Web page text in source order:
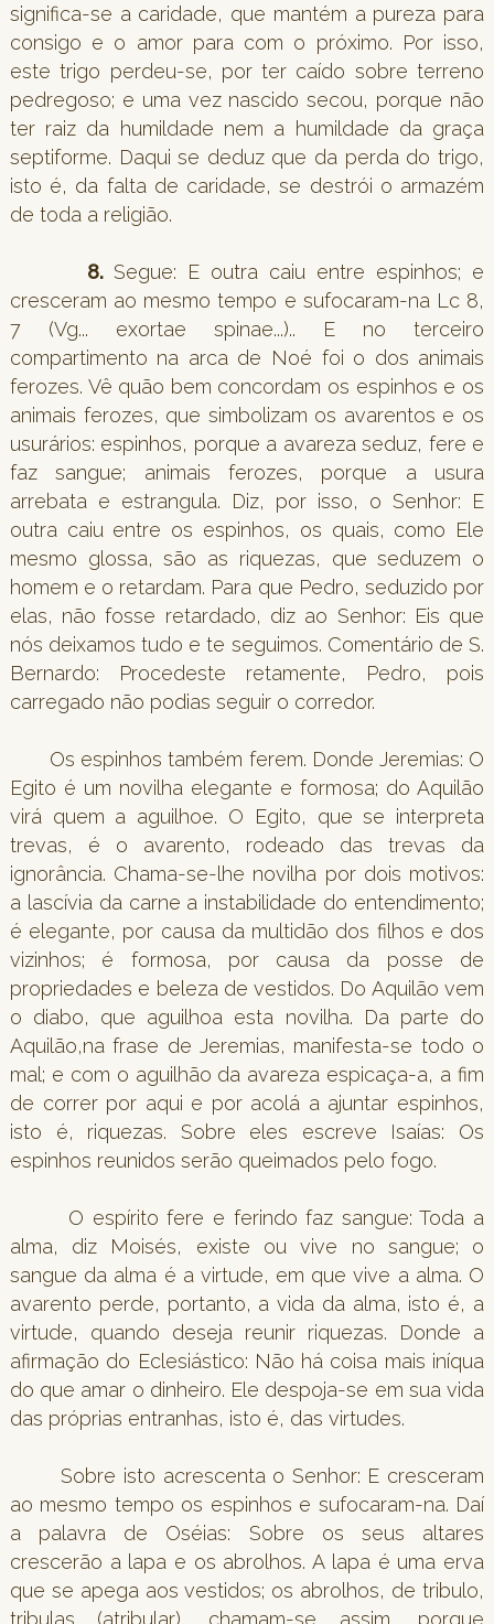
significa-se a caridade, que mantém a pureza para
consigo e o amor para com o próximo. Por isso,
este trigo perdeu-se, por ter caído sobre terreno
pedregoso; e uma vez nascido secou, porque não
ter raiz da humildade nem a humildade da graça
septiforme. Daqui se deduz que da perda do trigo,
isto é, da falta de caridade, se destrói o armazém
de toda a religião.
8. Segue: E outra caiu entre espinhos; e
cresceram ao mesmo tempo e sufocaram-na Lc 8,
7 (Vg... exortae spinae...).. E no terceiro
compartimento na arca de Noé foi o dos animais
ferozes. Vê quão bem concordam os espinhos e os
animais ferozes, que simbolizam os avarentos e os
usurários: espinhos, porque a avareza seduz, fere e
faz sangue; animais ferozes, porque a usura
arrebata e estrangula. Diz, por isso, o Senhor: E
outra caiu entre os espinhos, os quais, como Ele
mesmo glossa, são as riquezas, que seduzem o
homem e o retardam. Para que Pedro, seduzido por
elas, não fosse retardado, diz ao Senhor: Eis que
nós deixamos tudo e te seguimos. Comentário de S.
Bernardo: Procedeste retamente, Pedro, pois
carregado não podias seguir o corredor.
Os espinhos também ferem. Donde Jeremias: O
Egito é um novilha elegante e formosa; do Aquilão
virá quem a aguilhoe. O Egito, que se interpreta
trevas, é o avarento, rodeado das trevas da
ignorância. Chama-se-lhe novilha por dois motivos:
a lascívia da carne a instabilidade do entendimento;
é elegante, por causa da multidão dos filhos e dos
vizinhos; é formosa, por causa da posse de
propriedades e beleza de vestidos. Do Aquilão vem
o diabo, que aguilhoa esta novilha. Da parte do
Aquilão,na frase de Jeremias, manifesta-se todo o
mal; e com o aguilhão da avareza espicaça-a, a fim
de correr por aqui e por acolá a ajuntar espinhos,
isto é, riquezas. Sobre eles escreve Isaías: Os
espinhos reunidos serão queimados pelo fogo.
O espírito fere e ferindo faz sangue: Toda a
alma, diz Moisés, existe ou vive no sangue; o
sangue da alma é a virtude, em que vive a alma. O
avarento perde, portanto, a vida da alma, isto é, a
virtude, quando deseja reunir riquezas. Donde a
afirmação do Eclesiástico: Não há coisa mais iníqua
do que amar o dinheiro. Ele despoja-se em sua vida
das próprias entranhas, isto é, das virtudes.
Sobre isto acrescenta o Senhor: E cresceram
ao mesmo tempo os espinhos e sufocaram-na. Daí
a palavra de Oséias: Sobre os seus altares
crescerão a lapa e os abrolhos. A lapa é uma erva
que se apega aos vestidos; os abrolhos, de tribulo,
tribulas (atribular), chamam-se assim, porque